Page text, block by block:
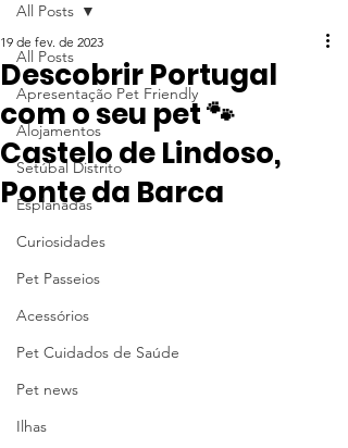
All Posts
Apresentação Pet Friendly
Alojamentos
Setúbal Distrito
Esplanadas
Curiosidades
Pet Passeios
Acessórios
Pet Cuidados de Saúde
Pet news
Ilhas
All Posts
Descobrir Portugal
com o seu pet 🐾
Castelo de Lindoso,
Ponte da Barca
19 de fev. de 2023